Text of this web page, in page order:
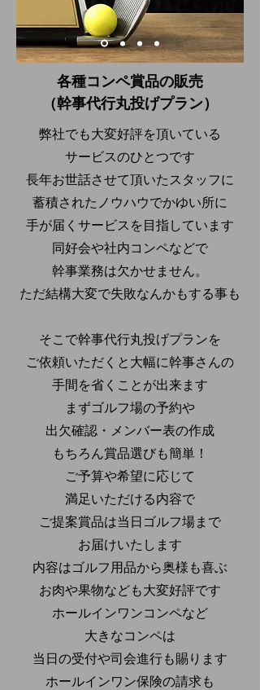
​各種コンペ賞品の販売
（幹事代行丸投げプラン）
弊社でも大変好評を頂いている
サービスのひとつです
長年お世話させて頂いたスタッフに
蓄積されたノウハウでかゆい所に
手が届くサービスを目指しています
同好会や社内コンペなどで
幹事業務は欠かせません。
ただ結構大変で失敗なんかもする事も
そこで幹事代行丸投げプランを
ご依頼いただくと大幅に幹事さんの
手間を省くことが出来ます
まずゴルフ場の予約や
出欠確認・メンバー表の作成
もちろん賞品選びも簡単！
ご予算や希望に応じて
満足いただける内容で
ご提案賞品は当日ゴルフ場まで
お届けいたします
内容はゴルフ用品から奥様も喜ぶ
お肉や果物なども大変好評です
ホールインワンコンペなど
大きなコンペは
当日の受付や司会進行も賜ります
ホールインワン保険の請求も